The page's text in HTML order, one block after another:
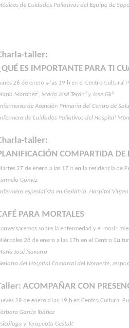
de Cuidados Paliativos del Equipo de
taller:
ES IMPORTANTE PARA TI
26 de enero a las 19 h en el Centro Cultural
Martínez¹, María José Terón² y Jose Gil³
de Atención Primaria del Centro de
de Cuidados Paliativos del Hospital
taller:
COMPARTIDA DE
27 de enero a las 17 h en la residencia de
Gómez
especialista en Geriatría. Hospital
PARA MORTALES
sobre la enfermedad y el morir
28 de enero a las 17h en el Centro
José Navarro
del Hospital Comarcal del Noroeste,
ACOMPAÑAR CON
29 de enero a las 19 h en Centro Cultural
García Ibáñez
y Terapeuta Gestalt